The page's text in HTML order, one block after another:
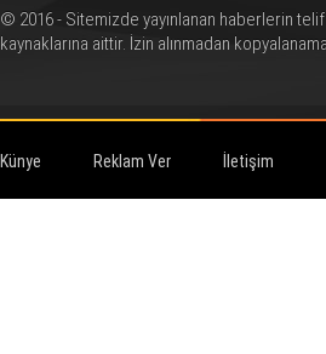
© 2016 - Sitemizde yayınlanan haberlerin
kaynaklarına aittir. İzin alınmadan
Künye Reklam Ver İletişim